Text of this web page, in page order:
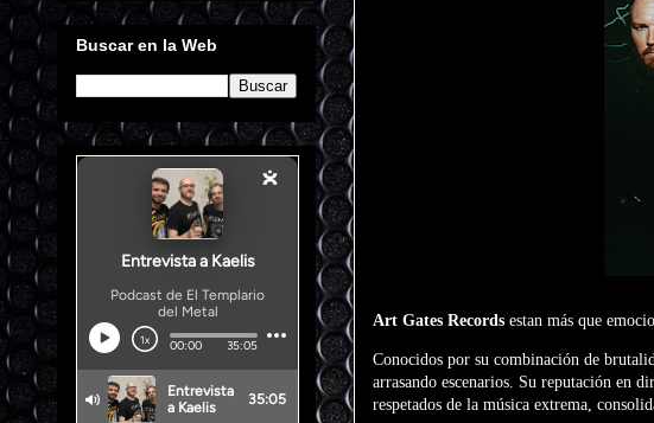
Art Gates Records estan más que
Conocidos por su combinación de
arrasando escenarios. Su reputación en
respetados de la música extrema,
Buscar en la Web